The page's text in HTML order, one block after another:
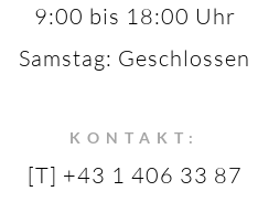
9:00 bis 18:00 Uhr
Samstag: Geschlossen
KONTAKT:
[T] +43 1 406 33 87